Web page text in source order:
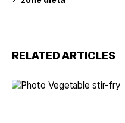
RELATED ARTICLES